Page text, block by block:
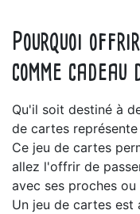
Pourquoi
comme
Qu'il soit destiné à
de cartes
Ce jeu de cartes
allez l'offrir de
avec ses proches ou
Un jeu de cartes